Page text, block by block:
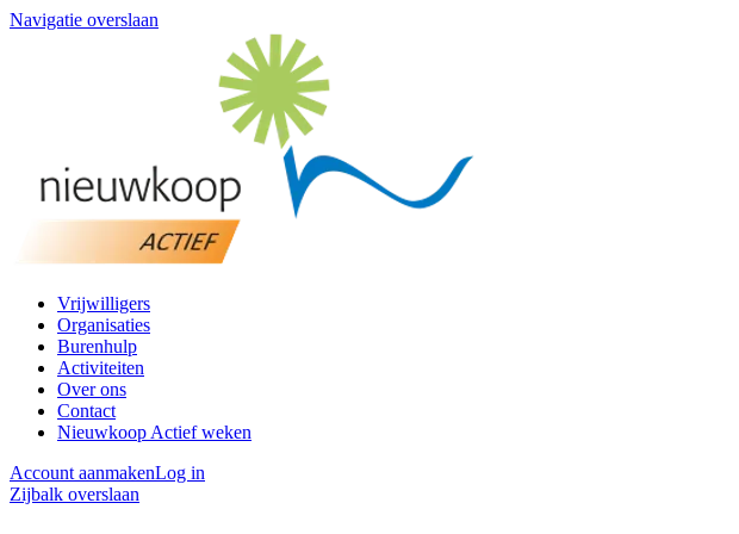
Navigatie overslaan
Vrijwilligers
Organisaties
Burenhulp
Activiteiten
Over ons
Contact
Nieuwkoop Actief weken
Account aanmakenLog in
Zijbalk overslaan